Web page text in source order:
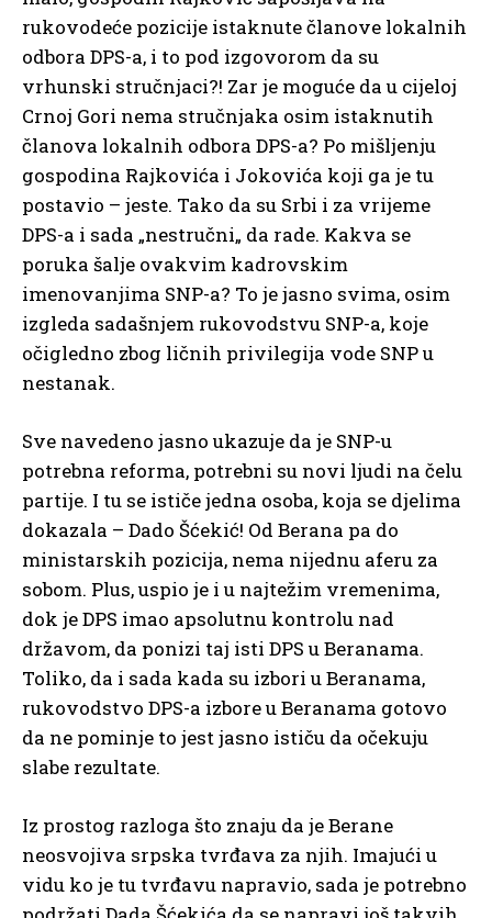
rukovodeće pozicije istaknute članove lokalnih
odbora DPS-a, i to pod izgovorom da su
vrhunski stručnjaci?! Zar je moguće da u cijeloj
Crnoj Gori nema stručnjaka osim istaknutih
članova lokalnih odbora DPS-a? Po mišljenju
gospodina Rajkovića i Jokovića koji ga je tu
postavio – jeste. Tako da su Srbi i za vrijeme
DPS-a i sada „nestručni„ da rade. Kakva se
poruka šalje ovakvim kadrovskim
imenovanjima SNP-a? To je jasno svima, osim
izgleda sadašnjem rukovodstvu SNP-a, koje
očigledno zbog ličnih privilegija vode SNP u
nestanak.
Sve navedeno jasno ukazuje da je SNP-u
potrebna reforma, potrebni su novi ljudi na čelu
partije. I tu se ističe jedna osoba, koja se djelima
dokazala – Dado Šćekić! Od Berana pa do
ministarskih pozicija, nema nijednu aferu za
sobom. Plus, uspio je i u najtežim vremenima,
dok je DPS imao apsolutnu kontrolu nad
državom, da ponizi taj isti DPS u Beranama.
Toliko, da i sada kada su izbori u Beranama,
rukovodstvo DPS-a izbore u Beranama gotovo
da ne pominje to jest jasno ističu da očekuju
slabe rezultate.
Iz prostog razloga što znaju da je Berane
neosvojiva srpska tvrđava za njih. Imajući u
vidu ko je tu tvrđavu napravio, sada je potrebno